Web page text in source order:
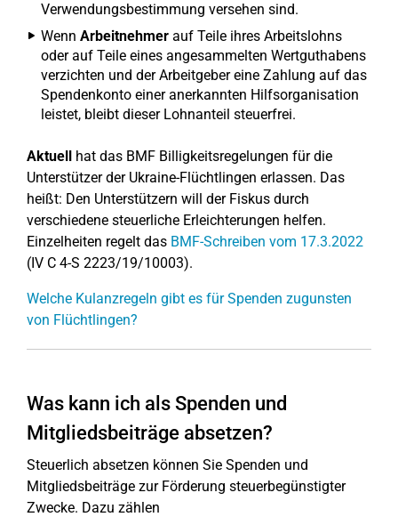
Verwendungsbestimmung versehen sind.
Wenn Arbeitnehmer auf Teile ihres Arbeitslohns
oder auf Teile eines angesammelten Wertguthabens
verzichten und der Arbeitgeber eine Zahlung auf das
Spendenkonto einer anerkannten Hilfsorganisation
leistet, bleibt dieser Lohnanteil steuerfrei.
Aktuell hat das BMF Billigkeitsregelungen für die
Unterstützer der Ukraine-Flüchtlingen erlassen. Das
heißt: Den Unterstützern will der Fiskus durch
verschiedene steuerliche Erleichterungen helfen.
Einzelheiten regelt das BMF-Schreiben vom 17.3.2022
(IV C 4-S 2223/19/10003).
Welche Kulanzregeln gibt es für Spenden zugunsten
von Flüchtlingen?
Was kann ich als Spenden und
Mitgliedsbeiträge absetzen?
Steuerlich absetzen können Sie Spenden und
Mitgliedsbeiträge zur Förderung steuerbegünstigter
Zwecke. Dazu zählen